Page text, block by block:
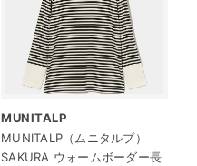
MUNITALP
MUNITALP（ムニタルプ）
SAKURA ウォームボーダー長